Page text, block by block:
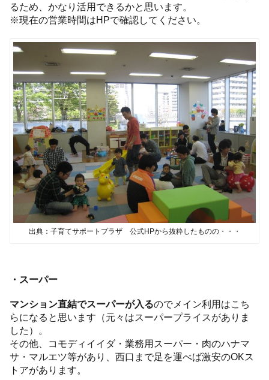
るため、かなり活用できるかと思います。
※現在の営業時間はHPで確認してください。
出典：子育てサポートプラザ 公式HPから抜粋したものの・・・
・スーパー
マンション直結でスーパーが入るのでメイン利用はこち
らになると思います（元々はスーパープライスがありま
した）。
その他、コモディイイダ・業務用スーパー・肉のハナマ
サ・マルエツ等があり、西口まで足を運べば激安のOKス
トアがあります。